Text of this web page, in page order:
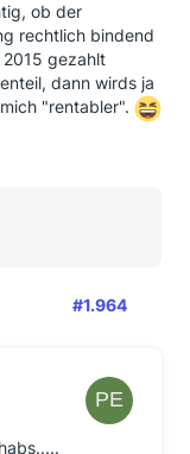
ob der
rechtlich bindend
2015 gezahlt
dann wirds ja
"rentabler".
#1.964